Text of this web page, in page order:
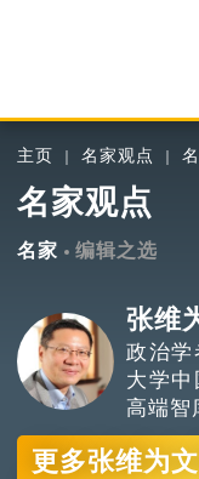
主页 名家观点
名家观点
名家 编辑之选
张维
政治学
大学
高端智
更多张维为